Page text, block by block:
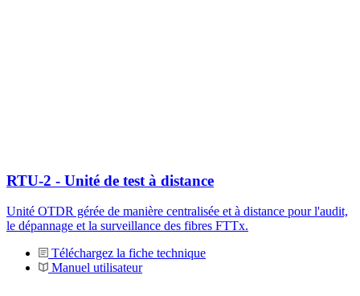
RTU-2 - Unité de test à distance
Unité OTDR gérée de manière centralisée et à distance pour l'audit,
le dépannage et la surveillance des fibres FTTx.
Téléchargez la fiche technique
Manuel utilisateur